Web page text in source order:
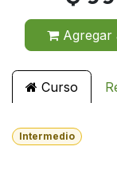
Agregar
Curso
Intermedio